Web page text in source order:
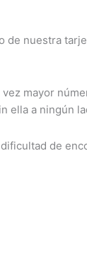
nuestra
vez mayor
ella a ningún
de